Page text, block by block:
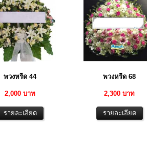
พวงหรีด 44
2,000 บาท
พวงหรีด 68
2,300 บาท